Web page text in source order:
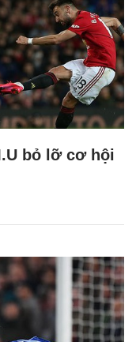
bỏ lỡ cơ hội